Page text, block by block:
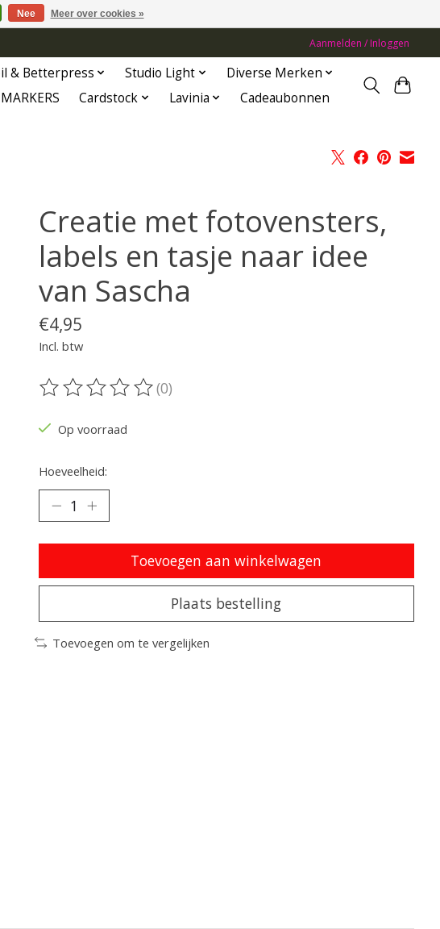
Aanmelden / Inloggen
& Betterpress Studio Light
Diverse Merken
Cardstock Lavinia Cadeaubonnen
Creatie met fotovensters,
labels en tasje naar idee
van Sascha
€4,95
Incl. btw
De beoordeling van dit product is
(0)
Op voorraad
Hoeveelheid:
Toevoegen aan winkelwagen
Plaats bestelling
Toevoegen om te vergelijken
Nee Meer over cookies »